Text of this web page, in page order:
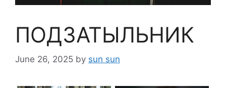
ПОДЗАТЫЛЬНИК
June 26, 2025 by sun sun